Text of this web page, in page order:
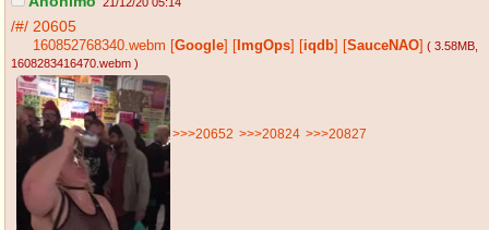
21/12/20 05:14
/#/ 20605
160852768340.webm Google ImgOps iqdb SauceNAO ( 3.58MB
1608283416470.webm )
>>>20652 >>>20824 >>>20827